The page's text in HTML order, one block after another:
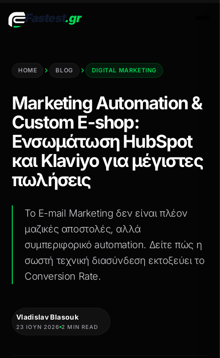
Fastest.gr
HOME BLOG DIGITAL MARKETING
Marketing Automation &
Custom E-shop:
Ενσωμάτωση HubSpot
και Klaviyo για μέγιστες
πωλήσεις
Το E-mail Marketing δεν είναι πλέον
μαζικές αποστολές, αλλά
συμπεριφορικό automation. Δείτε πώς η
σωστή τεχνική διασύνδεση εκτοξεύει το
Conversion Rate.
Vladislav Blasouk
23 ΙΟΥΝ 2026 2 MIN READ